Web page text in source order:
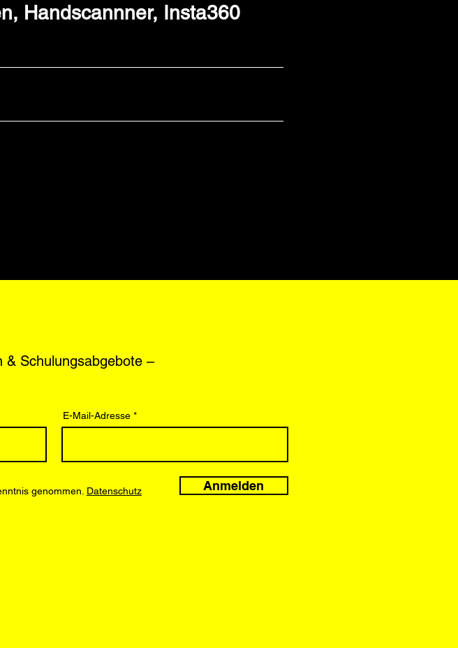
Handscannner, Insta360
& Schulungsabgebote –
E-Mail-Adresse
genommen. Datenschutz Anmelden